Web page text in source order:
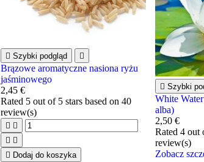
 Szybki podgląd 
Brązowe aromatyczne nasiona ryżu
jaśminowego
2,45 €
Rated 5out of 5 stars based on 40
review(s)
 
 
 Dodaj do koszyka
 Szybki
White
alba)
2,50 €
Rated 4out
review(s)
Zobacz